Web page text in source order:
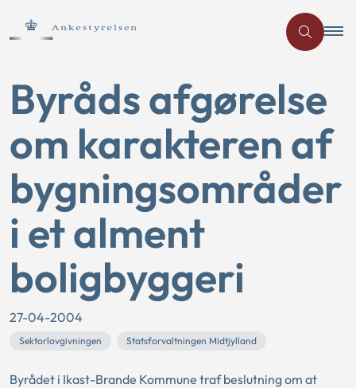
Byråds afgørelse
om karakteren af
bygningsområder
i et alment
boligbyggeri
27-04-2004
Sektorlovgivningen Statsforvaltningen Midtjylland
Byrådet i Ikast-Brande Kommune traf beslutning om at